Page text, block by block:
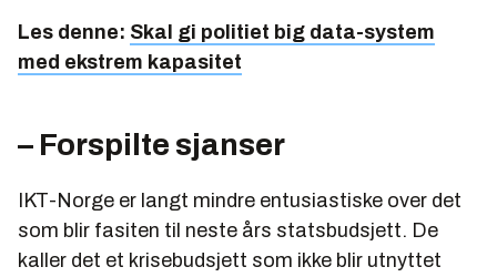
Les denne: Skal gi politiet big data-system
med ekstrem kapasitet
– Forspilte sjanser
IKT-Norge er langt mindre entusiastiske over det
som blir fasiten til neste års statsbudsjett. De
kaller det et krisebudsjett som ikke blir utnyttet